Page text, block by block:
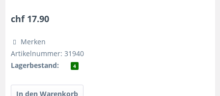
chf 17.90
Merken
Artikelnummer: 31940
Lagerbestand:
4